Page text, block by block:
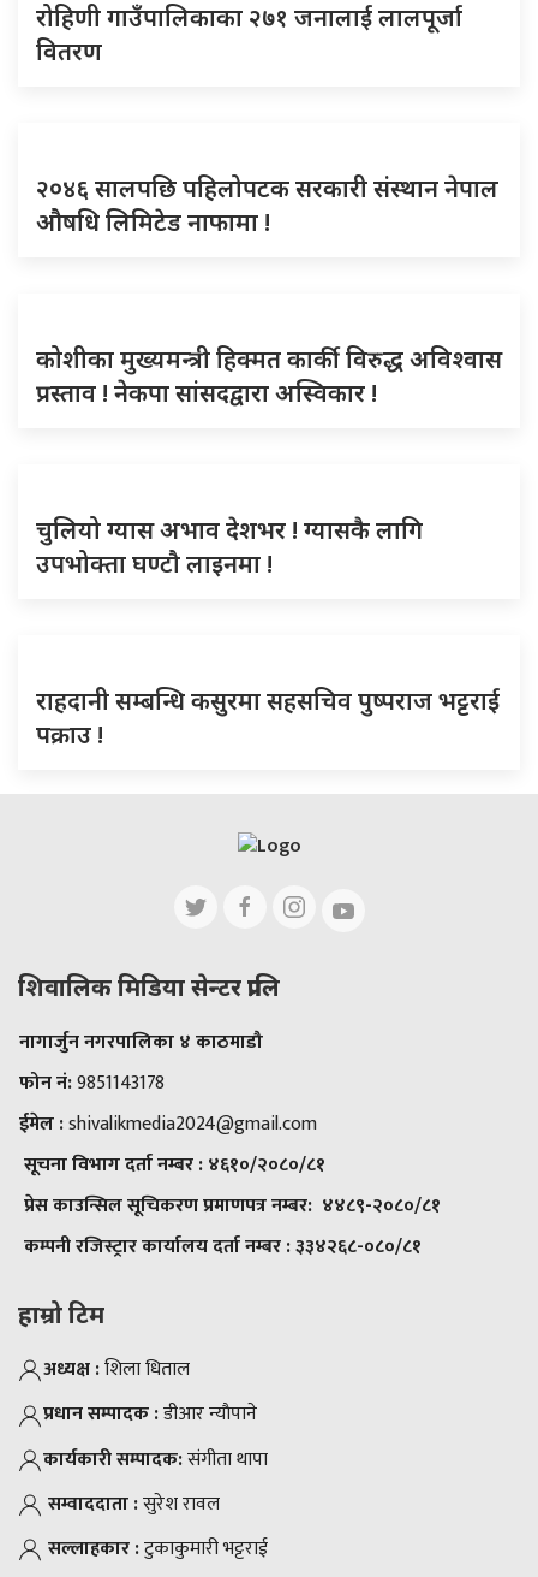
रोहिणी गाउँपालिकाका २७१ जनालाई लालपूर्जा
वितरण
२०४६ सालपछि पहिलोपटक सरकारी संस्थान नेपाल
औषधि लिमिटेड नाफामा !
कोशीका मुख्यमन्त्री हिक्मत कार्की विरुद्ध अविश्वास
प्रस्ताव ! नेकपा सांसदद्वारा अस्विकार !
चुलियो ग्यास अभाव देशभर ! ग्यासकै लागि
उपभोक्ता घण्टौ लाइनमा !
राहदानी सम्बन्धि कसुरमा सहसचिव पुष्पराज भट्टराई
पक्राउ !
शिवालिक मिडिया सेन्टर प्रालि
नागार्जुन नगरपालिका ४ काठमाडौ
फोन नं:9851143178
ईमेल :shivalikmedia2024@gmail.com
सूचना विभाग दर्ता नम्बर :४६१०/२०८०/८१
प्रेस काउन्सिल सूचिकरण प्रमाणपत्र नम्बर: ४४८९-२०८०/८१
कम्पनी रजिस्ट्रार कार्यालय दर्ता नम्बर :३३४२६८-०८०/८१
हाम्रो टिम
अध्यक्ष :शिला धिताल
प्रधान सम्पादक :डीआर न्याैपाने
कार्यकारी सम्पादक:संगीता थापा
सम्वाददाता :सुरेश रावल
सल्लाहकार :टुकाकुमारी भट्टराई